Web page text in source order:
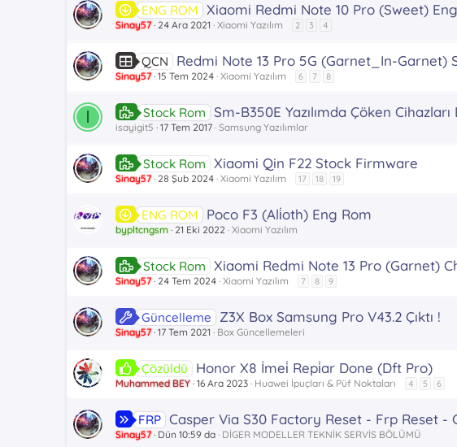
ENG ROM Xiaomi Redmi Note 10 Pro (Sweet)
Sinay57 24 Ara 2021 Xiaomi Yazılım 2 3 4
QCN Redmi Note 13 Pro 5G (Garnet_In-Garnet)
Sinay57 15 Tem 2024 Xiaomi Yazılım 6 7 8
I Stock Rom Sm-B350E Yazılımda Çöken
isayigit5 17 Tem 2017 Samsung Yazılımlar
Stock Rom Xiaomi Qin F22 Stock Firmware
Sinay57 28 Şub 2024 Xiaomi Yazılım 17 18 19
ENG ROM Poco F3 (Ali̇oth) Eng Rom
bypltcngsm 21 Eki 2022 Xiaomi Yazılım
Stock Rom Xiaomi Redmi Note 13 Pro (Garnet)
Sinay57 24 Tem 2024 Xiaomi Yazılım 7 8 9
Güncelleme Z3X Box Samsung Pro V43.2 Çıktı !
Sinay57 17 Tem 2021 Box Güncellemeleri
Çözüldü Honor X8 İmei̇ Repi̇ar Done (Dft Pro)
Muhammed BEY 16 Ara 2023 Huawei İpuçları & Püf Noktaları 4 5 6
FRP Casper Via S30 Factory Reset - Frp Reset -
Sinay57 Dün 10:59 da DİGER MODELLER TEKNİK SERVİS BÖLÜMÜ